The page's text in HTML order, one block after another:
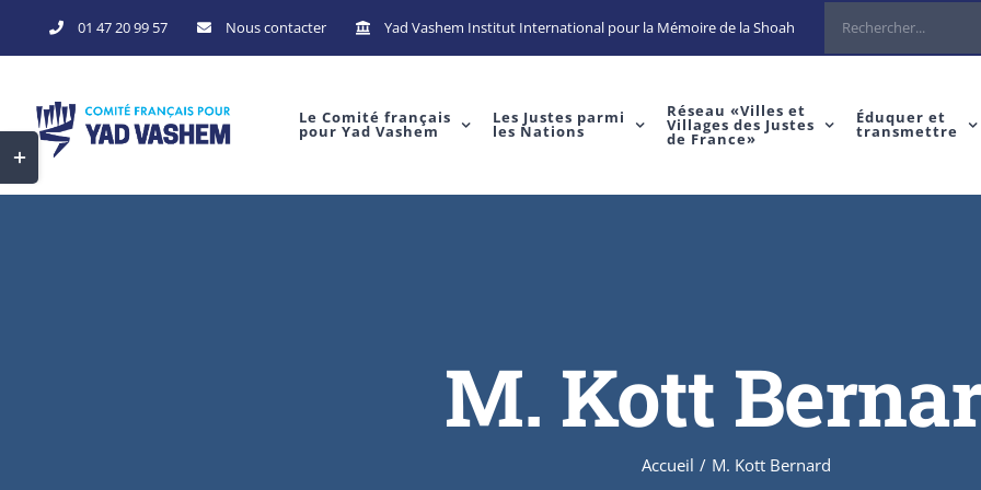
to
01 47 20 99 57 Nous contacter Yad Vashem Institut International pour la Mémoire de la Shoah Rechercher
Le Comité français
pour Yad Vashem
Les Justes parmi
les Nations
Réseau «Villes et
Villages des Justes
de France»
Éduquer et
transmettre
M. Kott
Accueil / M. Kott Bernard
Toggle
Sliding